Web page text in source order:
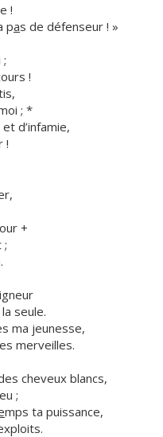
!
pas de défenseur ! »
!
; *
d’infamie,
!
+
;
seule.
ma jeunesse,
merveilles.
cheveux blancs,
;
mps ta puissance,